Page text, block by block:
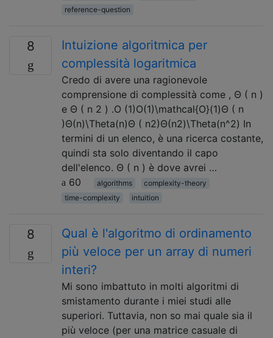
reference-question
8
Intuizione algoritmica per
complessità logaritmica
Credo di avere una ragionevole
comprensione di complessità come , Θ ( n )
e Θ ( n 2 ) .O (1)O(1)\mathcal{O}(1)Θ ( n
)Θ(n)\Theta(n)Θ ( n2)Θ(n2)\Theta(n^2) In
termini di un elenco, è una ricerca costante,
quindi sta solo diventando il capo
dell'elenco. Θ ( n ) è dove avrei …
60
algorithms
complexity-theory
time-complexity
intuition
8
Qual è l'algoritmo di ordinamento
più veloce per un array di numeri
interi?
Mi sono imbattuto in molti algoritmi di
smistamento durante i miei studi alle
superiori. Tuttavia, non so mai quale sia il
più veloce (per una matrice casuale di